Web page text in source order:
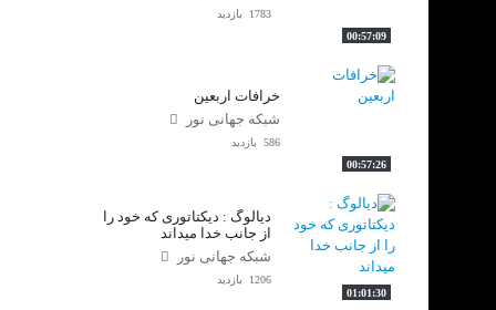
00:57:09
1783 بازدید
00:57:26
خرافات اربعین
شبکه جهانی نور
586 بازدید
01:01:30
دیالوگ : دیکتاتوری که خود را
از جانب خدا میداند
شبکه جهانی نور
1206 بازدید